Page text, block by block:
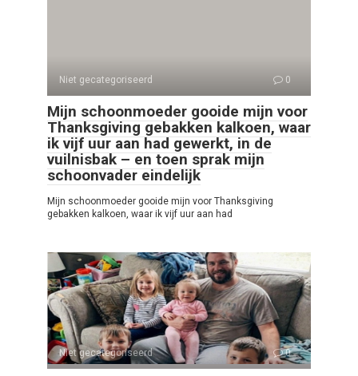
Niet gecategoriseerd 0
Mijn schoonmoeder gooide mijn voor
Thanksgiving gebakken kalkoen, waar
ik vijf uur aan had gewerkt, in de
vuilnisbak – en toen sprak mijn
schoonvader eindelijk
Mijn schoonmoeder gooide mijn voor Thanksgiving
gebakken kalkoen, waar ik vijf uur aan had
Niet gecategoriseerd 0